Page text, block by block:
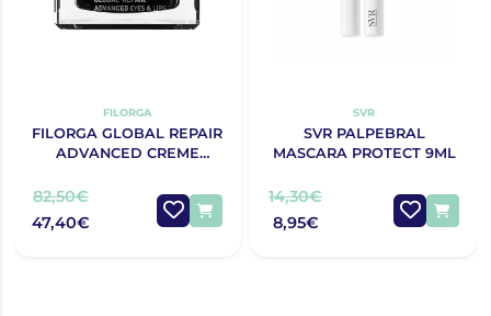
FILORGA
FILORGA GLOBAL REPAIR
ADVANCED CREME
82,50€
47,40€
SVR
SVR PALPEBRAL
MASCARA PROTECT 9ML
14,30€
8,95€